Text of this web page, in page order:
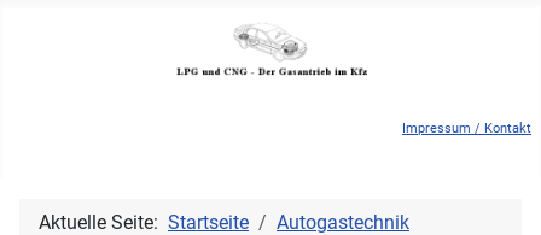
Impressum / Kontakt
Aktuelle Seite: Startseite
Autogastechnik